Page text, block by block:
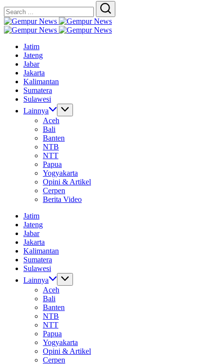
Search
Search
Gempur
News
Jelajah
Dunia
Tanpa
Batas
Gempur
Informasi
Dunia
Tanpa
Batas
Jatim
Jateng
Jabar
Jakarta
Kalimantan
Sumatera
Sulawesi
Lainnya
Aceh
Bali
Banten
NTB
NTT
Papua
Yogyakarta
Opini & Artikel
Cerpen
Berita Video
Jatim
Jateng
Jabar
Jakarta
Kalimantan
Sumatera
Sulawesi
Lainnya
Aceh
Bali
Banten
NTB
NTT
Papua
Yogyakarta
Opini & Artikel
Cerpen